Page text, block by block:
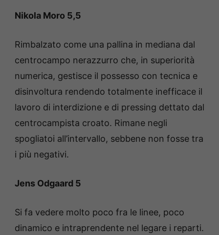
Nikola Moro 5,5
Rimbalzato come una pallina in mediana dal
centrocampo nerazzurro che, in superiorità
numerica, gestisce il possesso con tecnica e
disinvoltura rendendo totalmente inefficace il
lavoro di interdizione e di pressing dettato dal
centrocampista croato. Rimane negli
spogliatoi all’intervallo, sebbene non fosse tra
i più negativi.
Jens Odgaard 5
Si fa vedere molto poco fra le linee, poco
dinamico e intraprendente nel legare i reparti.